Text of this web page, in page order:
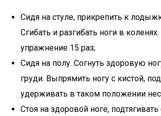
Сидя на стуле, прикрепить к
Сгибать и разгибать ноги в
упражнение 15 раз;
Сидя на полу. Согнуть здоровую
груди. Выпрямить ногу с кистой,
удерживать в таком положении
Стоя на здоровой ноге,